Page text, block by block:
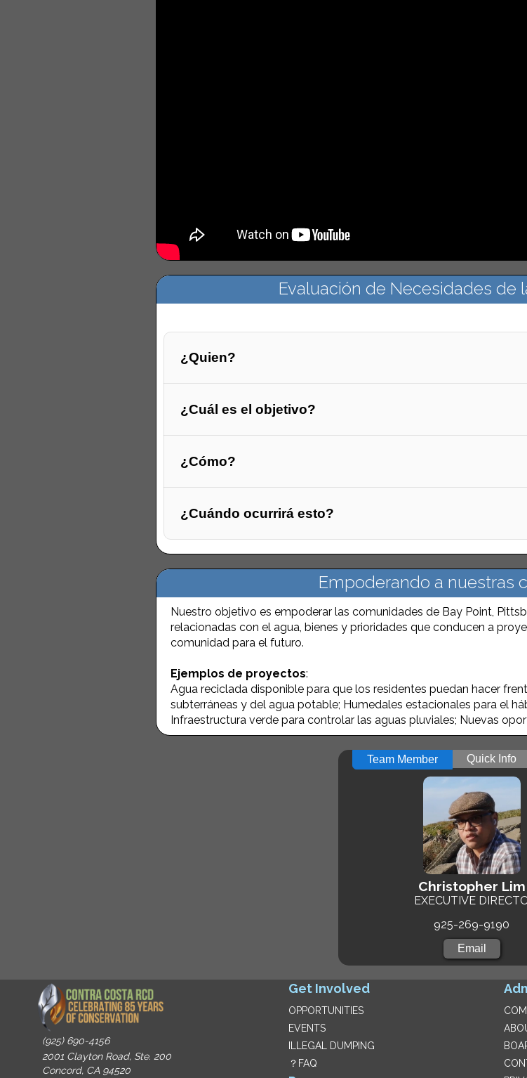
Evaluación de Necesidades de
¿Quien?
¿Cuál es el objetivo?
¿Cómo?
¿Cuándo ocurrirá esto?
Empoderando a nuestras
Nuestro objetivo es empoderar las comunidades de Bay Point,
relacionadas con el agua, bienes y prioridades que conducen a
comunidad para el futuro.
Ejemplos de proyectos:
Agua reciclada disponible para que los residentes puedan hacer
subterráneas y del agua potable; Humedales estacionales para el
Infraestructura verde para controlar las aguas pluviales; Nuevas
Team Member Quick Info
Christopher Lim
EXECUTIVE
925-269-9190
Email
(925) 690-4156
2001 Clayton Road, Ste. 200
Concord, CA 94520
Get Involved
OPPORTUNITIES
EVENTS
ILLEGAL DUMPING
？FAQ